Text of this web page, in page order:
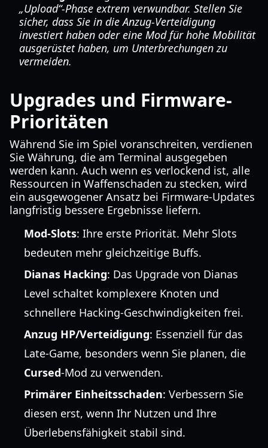
„Upload“-Phase extrem verwundbar. Stellen Sie
sicher, dass Sie in die Anzug-Verteidigung
investiert haben oder eine Mod für hohe Mobilität
ausgerüstet haben, um Unterbrechungen zu
vermeiden.
Upgrades und Firmware-
Prioritäten
Während Sie im Spiel voranschreiten, verdienen
Sie Währung, die am Terminal ausgegeben
werden kann. Auch wenn es verlockend ist, alle
Ressourcen in Waffenschaden zu stecken, wird
ein ausgewogener Ansatz bei Firmware-Updates
langfristig bessere Ergebnisse liefern.
Mod-Slots: Ihre erste Priorität. Mehr Slots
bedeuten mehr gleichzeitige Buffs.
Dianas Hacking: Das Upgrade von Dianas
Level schaltet komplexere Knoten und
schnellere Hacking-Geschwindigkeiten frei.
Anzug HP/Verteidigung: Essenziell für das
Late-Game, besonders wenn Sie planen, die
Cursed-Mod zu verwenden.
Primärer Einheitsschaden: Verbessern Sie
diesen erst, wenn Ihr Nutzen und Ihre
Überlebensfähigkeit stabil sind.